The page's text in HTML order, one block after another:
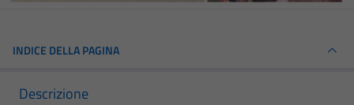
INDICE DELLA PAGINA
Descrizione